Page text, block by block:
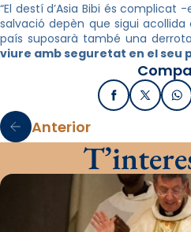
“El destí d’Asia Bibi és complicat
salvació depèn que sigui
país suposarà també una
viure amb seguretat en el seu
Facebook
X /
Anterior